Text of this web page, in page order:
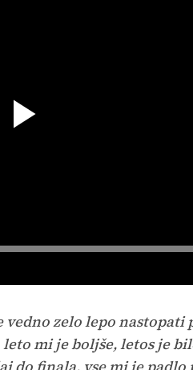
zelo lepo nastopati
mi je boljše, letos je